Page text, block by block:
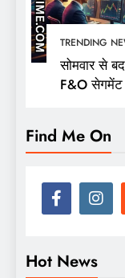
TRENDING
सोमवार से
F&O
Find Me On
Hot News